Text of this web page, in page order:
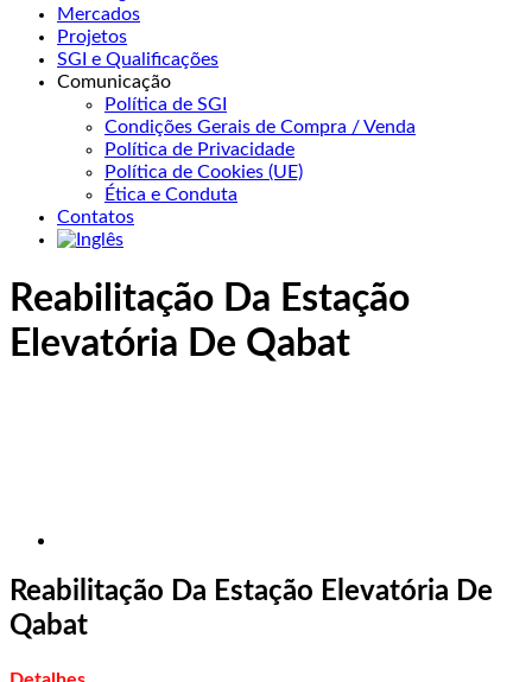
Mercados
Projetos
SGI e Qualificações
Comunicação
Política de SGI
Condições Gerais de Compra / Venda
Política de Privacidade
Política de Cookies (UE)
Ética e Conduta
Contatos
Reabilitação Da Estação
Elevatória De Qabat
Reabilitação Da Estação Elevatória De
Qabat